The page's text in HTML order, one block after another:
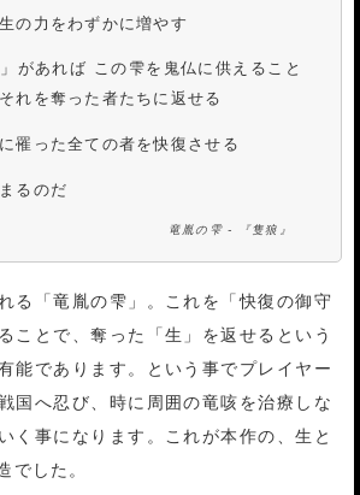
の力をわずかに増やす
があれば この雫を鬼仏に供えること
れを奪った者たちに返せる
罹った全ての者を快復させる
るのだ
竜胤の雫 - 『隻狼』
る「竜胤の雫」。これを「快復の御守
ことで、奪った「生」を返せるという
能であります。という事でプレイヤー
国へ忍び、時に周囲の竜咳を治療しな
く事になります。これが本作の、生と
でした。